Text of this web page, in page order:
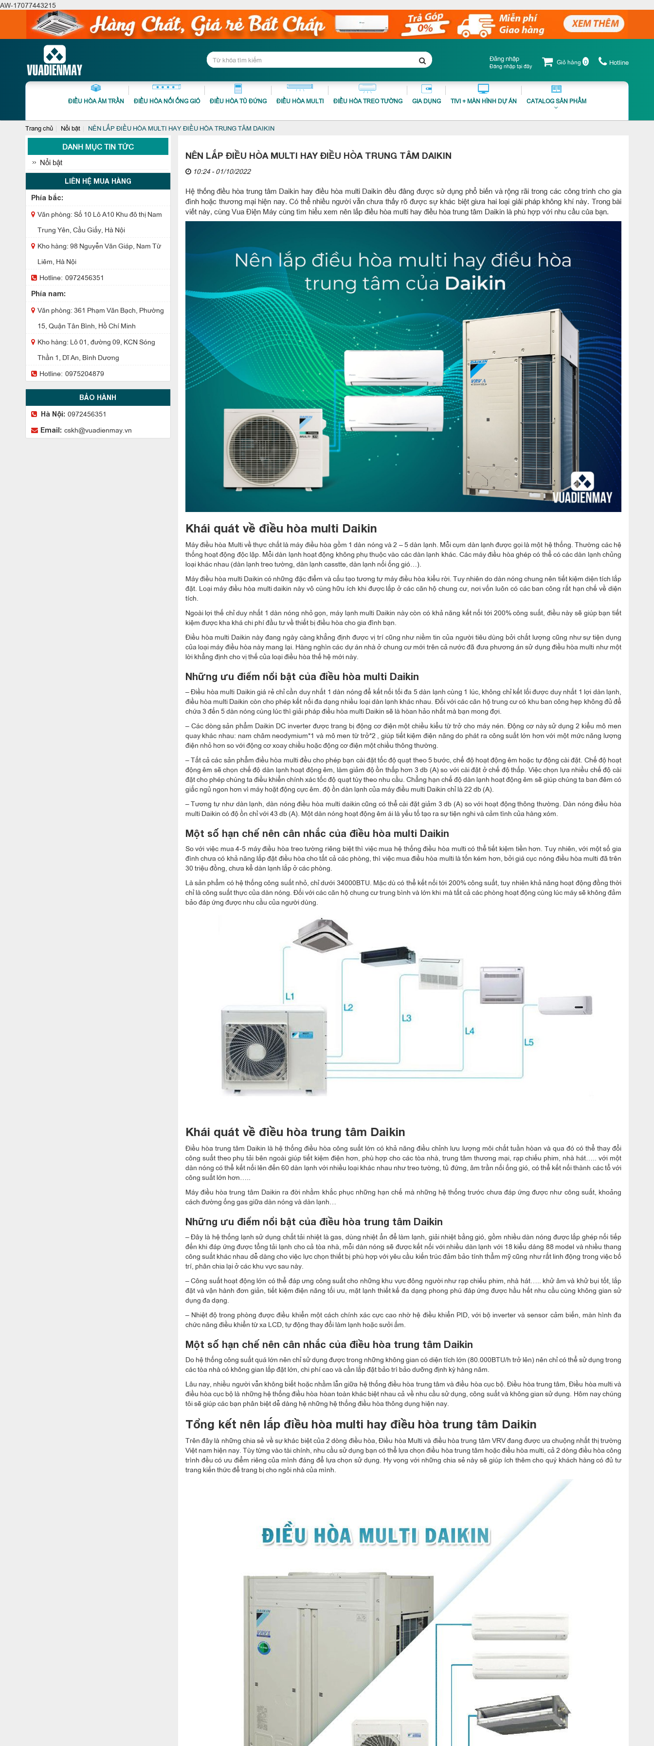
AW-17077443215
Hotline
Giỏ hàng 0
Đăng nhập
Đăng nhập tại đây
ĐIỀU HÒA ÂM TRẦN ĐIỀU HÒA NỐI ỐNG GIÓ ĐIỀU HÒA TỦ ĐỨNG ĐIỀU HÒA MULTI ĐIỀU HÒA TREO TƯỜNG GIA DỤNG TIVI + MÀN HÌNH DỰ ÁN CATALOG SẢN PHẨM
Trang chủ Nổi bật NÊN LẮP ĐIỀU HÒA MULTI HAY ĐIỀU HÒA TRUNG TÂM DAIKIN
DANH MỤC TIN TỨC
Nổi bật
LIÊN HỆ MUA HÀNG
Phía bắc:
Văn phòng: Số 10 Lô A10 Khu đô thị Nam
Trung Yên, Cầu Giấy, Hà Nội
Kho hàng: 98 Nguyễn Văn Giáp, Nam Từ
Liêm, Hà Nội
Hotline: 0972456351
Phía nam:
Văn phòng: 361 Phạm Văn Bạch, Phường
15, Quận Tân Bình, Hồ Chí Minh
Kho hàng: Lô 01, đường 09, KCN Sóng
Thần 1, Dĩ An, Bình Dương
Hotline: 0975204879
BẢO HÀNH
Hà Nội: 0972456351
Email: cskh@vuadienmay.vn
NÊN LẮP ĐIỀU HÒA MULTI HAY ĐIỀU HÒA TRUNG TÂM DAIKIN
10:24 - 01/10/2022
Hệ thống điều hòa trung tâm Daikin hay điều hòa multi Daikin đều đâng được sử dụng phổ biến và rộng rãi trong các công trình cho gia
đình hoặc thương mại hiện nay. Có thể nhiều người vẫn chưa thấy rõ được sự khác biệt giưa hai loại giải pháp không khí này. Trong bài
viết này, cùng Vua Điện Máy cùng tìm hiểu xem nên lắp điều hòa multi hay điều hòa trung tâm Daikin là phù hợp với nhu cầu của bạn.
Khái quát về điều hòa multi Daikin
Máy điều hòa Multi về thực chất là máy điều hòa gồm 1 dàn nóng và 2 – 5 dàn lạnh. Mỗi cụm dàn lạnh được gọi là một hệ thống. Thường các hệ
thống hoạt động độc lập. Mỗi dàn lạnh hoạt động không phụ thuộc vào các dàn lạnh khác. Các máy điều hòa ghép có thể có các dàn lạnh chủng
loại khác nhau (dàn lạnh treo tường, dàn lạnh casstte, dàn lạnh nối ống gió…).
Máy điều hòa multi Daikin có những đặc điểm và cấu tạo tương tự máy điều hòa kiểu rời. Tuy nhiên do dàn nóng chung nên tiết kiệm diện tích lắp
đặt. Loại máy điều hòa multi daikin này vô cùng hữu ích khi được lắp ở các căn hộ chung cư, nơi vốn luôn có các ban công rất hạn chế về diện
tích.
Ngoài lợi thế chỉ duy nhất 1 dàn nóng nhỏ gọn, máy lạnh multi Daikin này còn có khả năng kết nối tới 200% công suất, điều này sẽ giúp bạn tiết
kiệm được kha khá chi phí đầu tư về thiết bị điều hòa cho gia đình bạn.
Điều hòa multi Daikin này đang ngày càng khẳng định được vị trí cũng như niềm tin của người tiêu dùng bởi chất lượng cũng như sự tiện dụng
của loại máy điều hòa này mang lại. Hàng nghìn các dự án nhà ở chung cư mới trên cả nước đã đưa phương án sử dụng điều hòa multi như một
lời khẳng định cho vị thế của loại điều hòa thế hệ mới này.
Những ưu điểm nổi bật của điều hòa multi Daikin
– Điều hòa multi Daikin giá rẻ chỉ cần duy nhất 1 dàn nóng để kết nối tối đa 5 dàn lạnh cùng 1 lúc, không chỉ kết lối được duy nhất 1 lợi dàn lạnh,
điều hòa multi Daikin còn cho phép kết nối đa dạng nhiều loại dàn lạnh khác nhau. Đối với các căn hộ trung cư có khu ban công hẹp không đủ để
chứa 3 đến 5 dàn nóng cùng lúc thì giải pháp điều hòa multi Daikin sẽ là hòan hảo nhất mà bạn mong đợi.
– Các dòng sản phẩm Daikin DC inverter được trang bị động cơ điện một chiều kiểu từ trở cho máy nén. Động cơ này sử dụng 2 kiểu mô men
quay khác nhau: nam châm neodymium*1 và mô men từ trở*2 , giúp tiết kiệm điện năng do phát ra công suất lớn hơn với một mức năng lượng
điện nhỏ hơn so với động cơ xoay chiều hoặc động cơ điện một chiều thông thường.
– Tất cả các sản phẩm điều hòa multi đều cho phép bạn cài đặt tốc độ quạt theo 5 bước, chế độ hoạt động êm hoặc tự động cài đặt. Chế độ hoạt
động êm sẽ chọn chế độ dàn lạnh hoạt động êm, làm giảm độ ồn thấp hơn 3 db (A) so với cài đặt ở chế độ thấp. Việc chọn lựa nhiều chế độ cài
đặt cho phép chúng ta điều khiển chính xác tốc độ quạt tùy theo nhu cầu. Chẳng hạn chế độ dàn lạnh hoạt động êm sẽ giúp chúng ta ban đêm có
giấc ngủ ngon hơn vì máy hoặt động cực êm. độ ồn dàn lạnh của máy điều multi Daikin chỉ là 22 db (A).
– Tương tự như dàn lạnh, dàn nóng điều hòa multi daikin cũng có thể cài đặt giảm 3 db (A) so với hoạt động thông thường. Dàn nóng điều hòa
multi Daikin có độ ồn chỉ với 43 db (A). Một dàn nóng hoạt động êm ái là yếu tố tạo ra sự tiện nghi và cảm tình của hàng xóm.
Một số hạn chế nên cân nhắc của điều hòa multi Daikin
So với việc mua 4-5 máy điều hòa treo tường riêng biệt thì việc mua hệ thống điều hòa multi có thể tiết kiệm tiền hơn. Tuy nhiên, với một số gia
đình chưa có khả năng lắp đặt điều hòa cho tất cả các phòng, thì việc mua điều hòa multi là tốn kém hơn, bởi giá cục nóng điều hòa multi đã trên
30 triệu đồng, chưa kể dàn lạnh lắp ở các phòng.
Là sản phẩm có hệ thống công suất nhỏ, chỉ dưới 34000BTU. Mặc dù có thể kết nối tới 200% công suất, tuy nhiên khả năng hoạt động đồng thời
chỉ là công suất thực của dàn nóng. Đối với các căn hộ chung cư trung bình và lớn khi mà tất cả các phòng hoạt động cùng lúc máy sẽ không đảm
bảo đáp ứng được nhu cầu của người dùng.
Khái quát về điều hòa trung tâm Daikin
Điều hòa trung tâm Daikin là hệ thống điều hòa công suất lớn có khả năng điều chỉnh lưu lượng môi chất tuần hòan và qua đó có thể thay đổi
công suất theo phụ tải bên ngoài giúp tiết kiệm điện hơn, phù hợp cho các tòa nhà, trung tâm thương mại, rạp chiếu phim, nhà hát….. với một
dàn nóng có thể kết nối lên đến 60 dàn lạnh với nhiều loại khác nhau như treo tường, tủ đứng, âm trần nối ống gió, có thể kết nối thành các tổ với
công suất lớn hơn…..
Máy điều hòa trung tâm Daikin ra đời nhằm khắc phục những hạn chế mà những hệ thống trước chưa đáp ứng được như công suất, khoảng
cách đường ống gas giữa dàn nóng và dàn lạnh…
Những ưu điểm nổi bật của điều hòa trung tâm Daikin
– Đây là hệ thống lạnh sử dụng chất tải nhiệt là gas, dùng nhiệt ẩn để làm lạnh, giải nhiệt bằng gió, gồm nhiều dàn nóng được lắp ghép nối tiếp
đến khi đáp ứng được tổng tải lạnh cho cả tòa nhà, mỗi dàn nóng sẽ được kết nối với nhiều dàn lạnh với 18 kiểu dáng 88 model và nhiều thang
công suất khác nhau dễ dàng cho việc lực chọn thiết bị phù hợp với yêu cầu kiến trúc đảm bảo tính thẩm mỹ cũng như rất linh động trong việc bố
trí, phân chia lại ở các khu vực sau này.
– Công suất hoạt động lớn có thể đáp ưng công suất cho những khu vực đông người như rạp chiếu phim, nhà hát….. khử âm và khử bụi tốt, lắp
đặt và vận hành đơn giản, tiết kiệm điện năng tối ưu, mặt lạnh thiết kế đa dạng phong phú đáp ứng được hầu hết nhu cầu cùng không gian sử
dụng đa dạng.
– Nhiệt độ trong phòng được điều khiển một cách chính xác cực cao nhờ hệ điều khiển PID, với bộ inverter và sensor cảm biến, màn hình đa
chức năng điều khiển từ xa LCD, tự động thay đổi làm lạnh hoặc sưởi ấm.
Một số hạn chế nên cân nhắc của điều hòa trung tâm Daikin
Do hệ thống công suất quá lớn nên chỉ sử dụng được trong những không gian có diện tích lớn (80.000BTU/h trở lên) nên chỉ có thể sử dụng trong
các tòa nhà có không gian lắp đặt lớn, chi phí cao và cần lắp đặt bảo trì bảo dưỡng định kỳ hàng năm.
Lâu nay, nhiều người vẫn không biết hoặc nhầm lẫn giữa hệ thống điều hòa trung tâm và điều hòa cục bộ. Điều hòa trung tâm, Điều hòa multi và
điều hòa cục bộ là những hệ thống điều hòa hòan toàn khác biệt nhau cả về nhu cầu sử dụng, công suất và không gian sử dụng. Hôm nay chúng
tôi sẽ giúp các bạn phân biệt dễ dàng hệ những hệ thống điều hòa thông dụng hiện nay.
Tổng kết nên lắp điều hòa multi hay điều hòa trung tâm Daikin
Trên đây là những chia sẻ về sự khác biệt của 2 dòng điều hòa, Điều hòa Multi và điều hòa trung tâm VRV đang được ưa chuộng nhất thị trường
Việt nam hiện nay. Tùy từng vào tài chính, nhu cầu sử dụng bạn có thể lựa chọn điều hòa trung tâm hoặc điều hòa multi, cả 2 dòng điều hòa công
trình đều có ưu điểm riêng của mình đáng để lựa chọn sử dụng. Hy vọng với những chia sẻ này sẽ giúp ích thêm cho quý khách hàng có đủ tư
trang kiến thức để trang bị cho ngôi nhà của mình.